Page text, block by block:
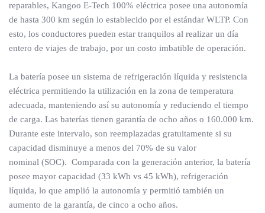
reparables, Kangoo E-Tech 100% eléctrica posee una autonomía
de hasta 300 km según lo establecido por el estándar WLTP. Con
esto, los conductores pueden estar tranquilos al realizar un día
entero de viajes de trabajo, por un costo imbatible de operación.
La batería posee un sistema de refrigeración líquida y resistencia
eléctrica permitiendo la utilización en la zona de temperatura
adecuada, manteniendo así su autonomía y reduciendo el tiempo
de carga. Las baterías tienen garantía de ocho años o 160.000 km.
Durante este intervalo, son reemplazadas gratuitamente si su
capacidad disminuye a menos del 70% de su valor
nominal (SOC). Comparada con la generación anterior, la batería
posee mayor capacidad (33 kWh vs 45 kWh), refrigeración
líquida, lo que amplió la autonomía y permitió también un
aumento de la garantía, de cinco a ocho años.